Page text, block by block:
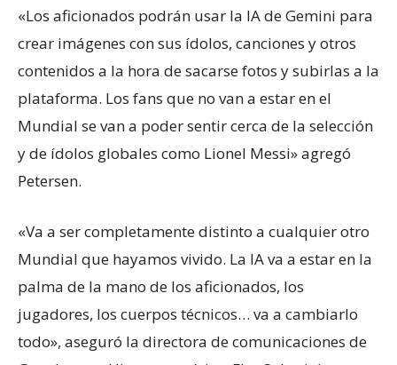
«Los aficionados podrán usar la IA de Gemini para
crear imágenes con sus ídolos, canciones y otros
contenidos a la hora de sacarse fotos y subirlas a la
plataforma. Los fans que no van a estar en el
Mundial se van a poder sentir cerca de la selección
y de ídolos globales como Lionel Messi» agregó
Petersen.
«Va a ser completamente distinto a cualquier otro
Mundial que hayamos vivido. La IA va a estar en la
palma de la mano de los aficionados, los
jugadores, los cuerpos técnicos… va a cambiarlo
todo», aseguró la directora de comunicaciones de